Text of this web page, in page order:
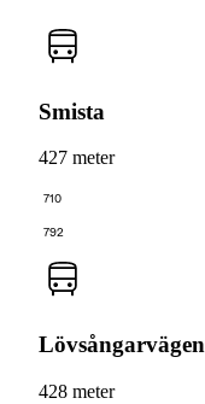
Smista
427 meter
710
792
Lövsångarvägen
428 meter